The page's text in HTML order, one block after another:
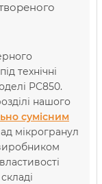
технічні
PC850.
нашого
сумісним
мікрогранул